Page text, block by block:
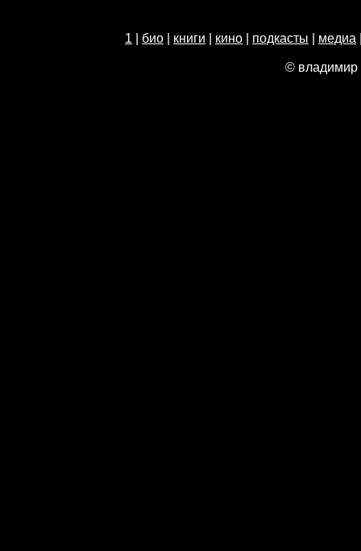
1 био книги кино подкасты медиа
© владимир